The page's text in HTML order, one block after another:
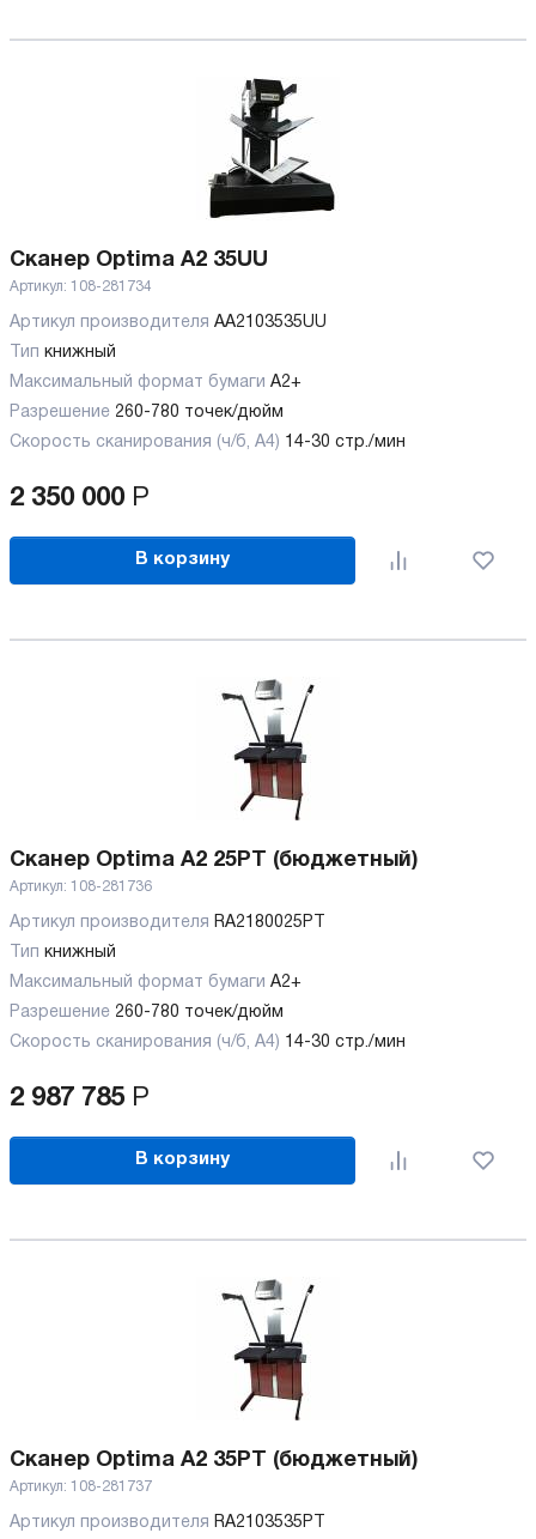
Сканер Optima A2 35UU
Артикул: 108-281734
Артикул производителя AA2103535UU
Тип книжный
Максимальный формат бумаги А2+
Разрешение 260-780 точек/дюйм
Скорость сканирования (ч/б, А4) 14-30 стр./мин
2 350 000 Р
В корзину
Сканер Optima A2 25PT (бюджетный)
Артикул: 108-281736
Артикул производителя RA2180025PT
Тип книжный
Максимальный формат бумаги А2+
Разрешение 260-780 точек/дюйм
Скорость сканирования (ч/б, А4) 14-30 стр./мин
2 987 785 Р
В корзину
Сканер Optima A2 35PT (бюджетный)
Артикул: 108-281737
Артикул производителя RA2103535PT